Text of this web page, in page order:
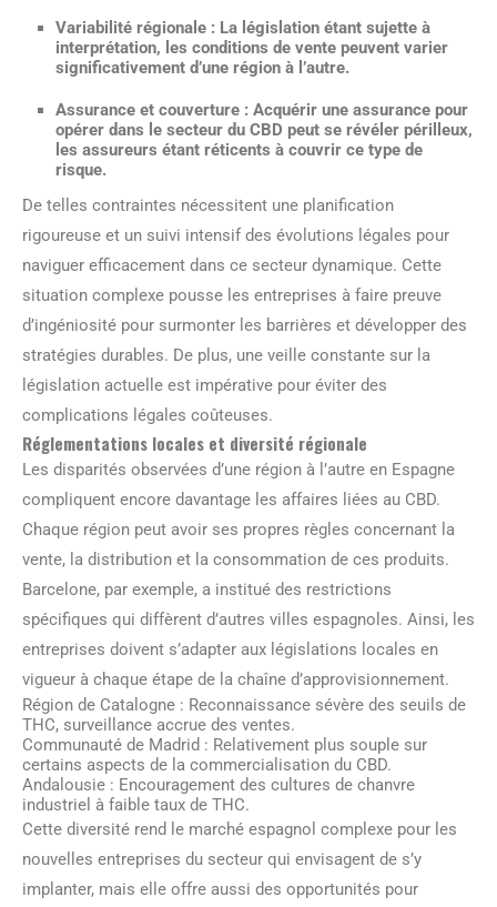
Variabilité régionale : La législation étant sujette à
interprétation, les conditions de vente peuvent varier
significativement d’une région à l’autre.
Assurance et couverture : Acquérir une assurance pour
opérer dans le secteur du CBD peut se révéler périlleux,
les assureurs étant réticents à couvrir ce type de
risque.
De telles contraintes nécessitent une planification
rigoureuse et un suivi intensif des évolutions légales pour
naviguer efficacement dans ce secteur dynamique. Cette
situation complexe pousse les entreprises à faire preuve
d’ingéniosité pour surmonter les barrières et développer des
stratégies durables. De plus, une veille constante sur la
législation actuelle est impérative pour éviter des
complications légales coûteuses.
Réglementations locales et diversité régionale
Les disparités observées d’une région à l’autre en Espagne
compliquent encore davantage les affaires liées au CBD.
Chaque région peut avoir ses propres règles concernant la
vente, la distribution et la consommation de ces produits.
Barcelone, par exemple, a institué des restrictions
spécifiques qui diffèrent d’autres villes espagnoles. Ainsi, les
entreprises doivent s’adapter aux législations locales en
vigueur à chaque étape de la chaîne d’approvisionnement.
Région de Catalogne : Reconnaissance sévère des seuils de
THC, surveillance accrue des ventes.
Communauté de Madrid : Relativement plus souple sur
certains aspects de la commercialisation du CBD.
Andalousie : Encouragement des cultures de chanvre
industriel à faible taux de THC.
Cette diversité rend le marché espagnol complexe pour les
nouvelles entreprises du secteur qui envisagent de s’y
implanter, mais elle offre aussi des opportunités pour